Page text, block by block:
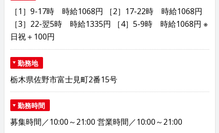
［1］9-17時 時給1068円 ［2］17-22時 時給1068円
［3］22-翌5時 時給1335円 ［4］5-9時 時給1068円 ※
日祝＋100円
勤務地
栃木県佐野市富士見町2番15号
勤務時間
募集時間／10:00～21:00 営業時間／10:00～21:00